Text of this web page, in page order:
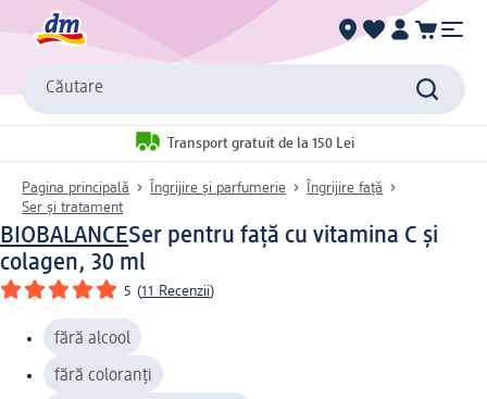
Căutare
Transport gratuit de la 150 Lei
Pagina principală Îngrijire și parfumerie
Îngrijire față
Ser și tratament
BIOBALANCESer pentru față cu vitamina C și
colagen, 30 ml
5 (11 Recenzii)
fără alcool
fără coloranți